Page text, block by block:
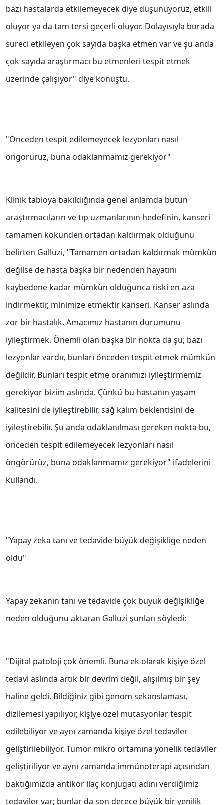
bazı hastalarda etkilemeyecek diye düşünüyoruz, etkili
oluyor ya da tam tersi geçerli oluyor. Dolayısıyla burada
süreci etkileyen çok sayıda başka etmen var ve şu anda
çok sayıda araştırmacı bu etmenleri tespit etmek
üzerinde çalışıyor" diye konuştu.
"Önceden tespit edilemeyecek lezyonları nasıl
öngörürüz, buna odaklanmamız gerekiyor"
Klinik tabloya bakıldığında genel anlamda bütün
araştırmacıların ve tıp uzmanlarının hedefinin, kanseri
tamamen kökünden ortadan kaldırmak olduğunu
belirten Galluzi, "Tamamen ortadan kaldırmak mümkün
değilse de hasta başka bir nedenden hayatını
kaybedene kadar mümkün olduğunca riski en aza
indirmektir, minimize etmektir kanseri. Kanser aslında
zor bir hastalık. Amacımız hastanın durumunu
iyileştirmek. Önemli olan başka bir nokta da şu; bazı
lezyonlar vardır, bunları önceden tespit etmek mümkün
değildir. Bunları tespit etme oranımızı iyileştirmemiz
gerekiyor bizim aslında. Çünkü bu hastanın yaşam
kalitesini de iyileştirebilir, sağ kalım beklentisini de
iyileştirebilir. Şu anda odaklanılması gereken nokta bu,
önceden tespit edilemeyecek lezyonları nasıl
öngörürüz, buna odaklanmamız gerekiyor" ifadelerini
kullandı.
"Yapay zeka tanı ve tedavide büyük değişikliğe neden
oldu"
Yapay zekanın tanı ve tedavide çok büyük değişikliğe
neden olduğunu aktaran Galluzi şunları söyledi:
"Dijital patoloji çok önemli. Buna ek olarak kişiye özel
tedavi aslında artık bir devrim değil, alışılmış bir şey
haline geldi. Bildiğiniz gibi genom sekanslaması,
dizilemesi yapılıyor, kişiye özel mutasyonlar tespit
edilebiliyor ve aynı zamanda kişiye özel tedaviler
geliştirilebiliyor. Tümör mikro ortamına yönelik tedaviler
geliştiriliyor ve aynı zamanda immünoterapi açısından
baktığımızda antikor ilaç konjugatı adını verdiğimiz
tedaviler var; bunlar da son derece büyük bir yenilik